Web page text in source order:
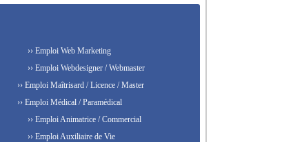
›› Emploi Web Marketing
›› Emploi Webdesigner / Webmaster
›› Emploi Maîtrisard / Licence / Master
›› Emploi Médical / Paramédical
›› Emploi Animatrice / Commercial
›› Emploi Auxiliaire de Vie